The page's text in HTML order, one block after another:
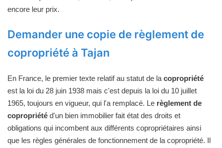
encore leur prix.
Demander une copie de règlement de
copropriété à Tajan
En France, le premier texte relatif au statut de la copropriété
est la loi du 28 juin 1938 mais c'est depuis la loi du 10 juillet
1965, toujours en vigueur, qui l'a remplacé. Le règlement de
copropriété d'un bien immobilier fait état des droits et
obligations qui incombent aux différents copropriétaires ainsi
que les règles générales de fonctionnement de la copropriété. Il